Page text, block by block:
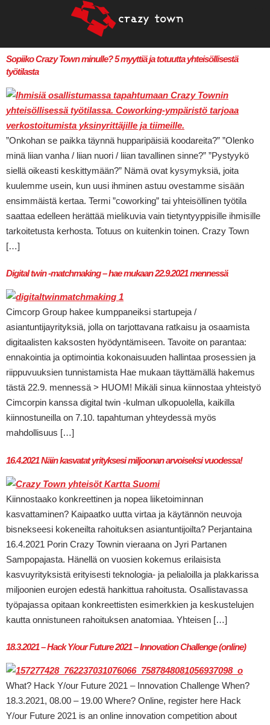
Sopiiko Crazy Town minulle? 5 myyttiä ja totuutta yhteisöllisestä
työtilasta
”Onkohan se paikka täynnä hupparipäisiä koodareita?” ”Olenko
minä liian vanha / liian nuori / liian tavallinen sinne?” ”Pystyykö
siellä oikeasti keskittymään?” Nämä ovat kysymyksiä, joita
kuulemme usein, kun uusi ihminen astuu ovestamme sisään
ensimmäistä kertaa. Termi ”coworking” tai yhteisöllinen työtila
saattaa edelleen herättää mielikuvia vain tietyntyyppisille ihmisille
tarkoitetusta kerhosta. Totuus on kuitenkin toinen. Crazy Town
[…]
Digital twin -matchmaking – hae mukaan 22.9.2021 mennessä
Cimcorp Group hakee kumppaneiksi startupeja /
asiantuntijayrityksiä, jolla on tarjottavana ratkaisu ja osaamista
digitaalisten kaksosten hyödyntämiseen. Tavoite on parantaa:
ennakointia ja optimointia kokonaisuuden hallintaa prosessien ja
riippuvuuksien tunnistamista Hae mukaan täyttämällä hakemus
tästä 22.9. mennessä > HUOM! Mikäli sinua kiinnostaa yhteistyö
Cimcorpin kanssa digital twin -kulman ulkopuolella, kaikilla
kiinnostuneilla on 7.10. tapahtuman yhteydessä myös
mahdollisuus […]
16.4.2021 Näin kasvatat yrityksesi miljoonan arvoiseksi vuodessa!
Kiinnostaako konkreettinen ja nopea liiketoiminnan
kasvattaminen? Kaipaatko uutta virtaa ja käytännön neuvoja
bisnekseesi kokeneilta rahoituksen asiantuntijoilta? Perjantaina
16.4.2021 Porin Crazy Townin vieraana on Jyri Partanen
Sampopajasta. Hänellä on vuosien kokemus erilaisista
kasvuyrityksistä erityisesti teknologia- ja pelialoilla ja plakkarissa
miljoonien eurojen edestä hankittua rahoitusta. Osallistavassa
työpajassa opitaan konkreettisten esimerkkien ja keskustelujen
kautta onnistuneen rahoituksen anatomiaa. Yhteisen […]
18.3.2021 – Hack Y/our Future 2021 – Innovation Challenge (online)
What? Hack Y/our Future 2021 – Innovation Challenge When?
18.3.2021, 08.00 – 19.00 Where? Online, register here Hack
Y/our Future 2021 is an online innovation competition about